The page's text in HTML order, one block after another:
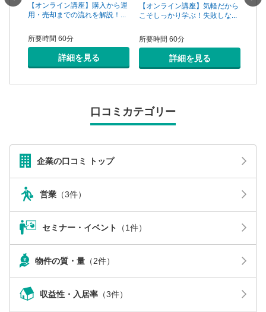
手は
【オンライン講座】購入から運
用・売却までの流れを解説！...
所要時間 60分
詳細を見る
【オンライン講座】気軽だから
こそしっかり学ぶ！失敗しな...
所要時間 60分
詳細を見る
【オ
口コミカテゴリー
企業の口コミ トップ
営業 （3件）
セミナー・イベント （1件）
物件の質・量 （2件）
収益性・入居率 （3件）